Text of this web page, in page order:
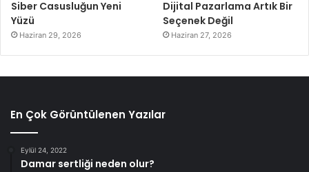
Siber Casusluğun Yeni
Yüzü
Haziran 29, 2026
Dijital Pazarlama Artık Bir
Seçenek Değil
Haziran 27, 2026
En Çok Görüntülenen Yazılar
Eylül 24, 2022
Damar sertliği neden olur?